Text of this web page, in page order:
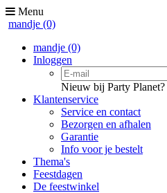
Menu
mandje (0)
mandje (0)
Inloggen
Nieuw bij Party Planet?
Klantenservice
Service en contact
Bezorgen en afhalen
Garantie
Info voor je bestelt
Thema's
Feestdagen
De feestwinkel